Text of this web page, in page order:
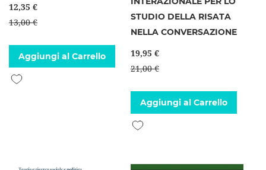
12,35 €
13,00 €
Aggiungi al Carrello
Aggiungi alla lista desideri
STUDIO DELLA RISATA
NELLA CONVERSAZIONE
19,95 €
21,00 €
Aggiungi al Carrello
Aggiungi alla lista desideri